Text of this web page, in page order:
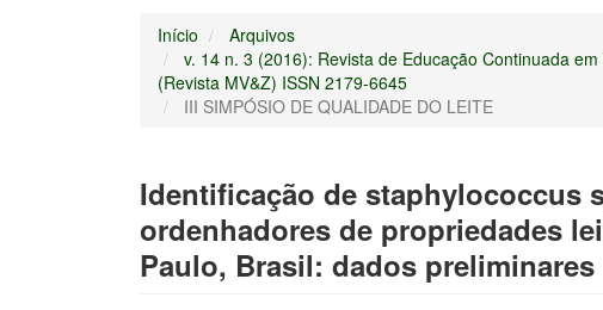
Início
Arquivos
v. 14 n. 3 (2016): Revista de Educação Continuada
(Revista MV&Z) ISSN 2179-6645
III SIMPÓSIO DE QUALIDADE DO LEITE
Identificação de staphylococcus
ordenhadores de propriedades
Paulo, Brasil: dados preliminares